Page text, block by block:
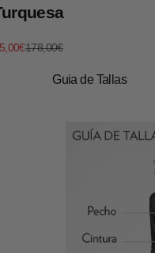
de oferta
Precio normal
178,00€
Guia de Tallas